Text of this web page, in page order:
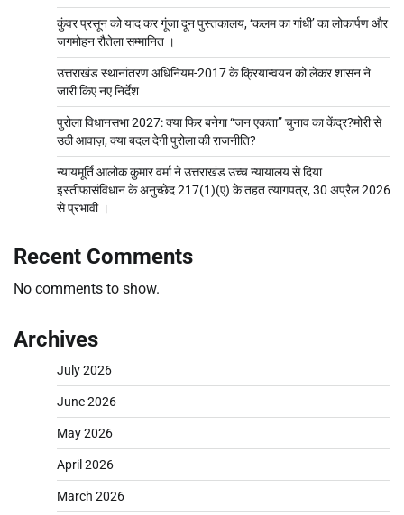
कुंवर प्रसून को याद कर गूंजा दून पुस्तकालय, ‘कलम का गांधी’ का लोकार्पण और
जगमोहन रौतेला सम्मानित ।
उत्तराखंड स्थानांतरण अधिनियम-2017 के क्रियान्वयन को लेकर शासन ने
जारी किए नए निर्देश
पुरोला विधानसभा 2027: क्या फिर बनेगा “जन एकता” चुनाव का केंद्र?मोरी से
उठी आवाज़, क्या बदल देगी पुरोला की राजनीति?
न्यायमूर्ति आलोक कुमार वर्मा ने उत्तराखंड उच्च न्यायालय से दिया
इस्तीफासंविधान के अनुच्छेद 217(1)(ए) के तहत त्यागपत्र, 30 अप्रैल 2026
से प्रभावी ।
Recent Comments
No comments to show.
Archives
July 2026
June 2026
May 2026
April 2026
March 2026